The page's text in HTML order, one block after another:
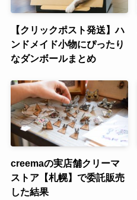
【クリックポスト発送】ハ
ンドメイド小物にぴったり
なダンボールまとめ
creemaの実店舗クリーマ
ストア【札幌】で委託販売
した結果